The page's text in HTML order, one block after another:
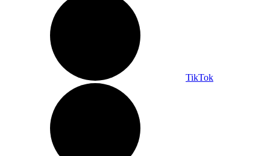
TikTok